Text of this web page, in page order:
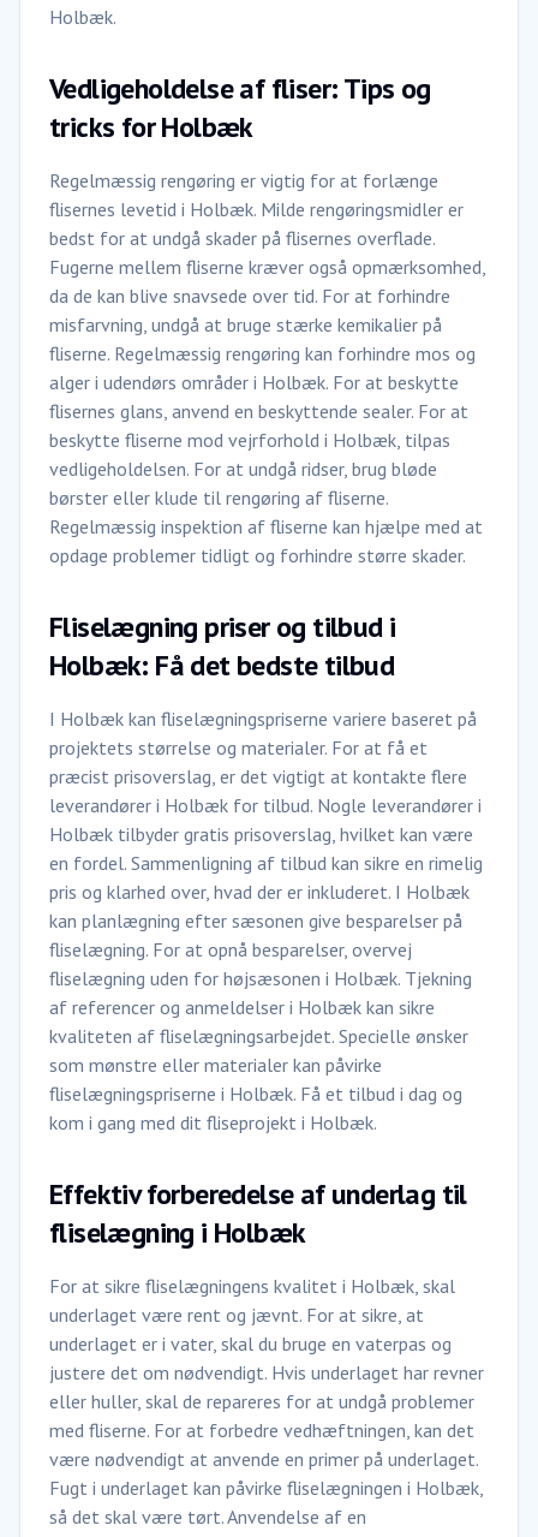
Holbæk.
Vedligeholdelse af fliser: Tips og
tricks for Holbæk
Regelmæssig rengøring er vigtig for at forlænge
flisernes levetid i Holbæk. Milde rengøringsmidler er
bedst for at undgå skader på flisernes overflade.
Fugerne mellem fliserne kræver også opmærksomhed,
da de kan blive snavsede over tid. For at forhindre
misfarvning, undgå at bruge stærke kemikalier på
fliserne. Regelmæssig rengøring kan forhindre mos og
alger i udendørs områder i Holbæk. For at beskytte
flisernes glans, anvend en beskyttende sealer. For at
beskytte fliserne mod vejrforhold i Holbæk, tilpas
vedligeholdelsen. For at undgå ridser, brug bløde
børster eller klude til rengøring af fliserne.
Regelmæssig inspektion af fliserne kan hjælpe med at
opdage problemer tidligt og forhindre større skader.
Fliselægning priser og tilbud i
Holbæk: Få det bedste tilbud
I Holbæk kan fliselægningspriserne variere baseret på
projektets størrelse og materialer. For at få et
præcist prisoverslag, er det vigtigt at kontakte flere
leverandører i Holbæk for tilbud. Nogle leverandører i
Holbæk tilbyder gratis prisoverslag, hvilket kan være
en fordel. Sammenligning af tilbud kan sikre en rimelig
pris og klarhed over, hvad der er inkluderet. I Holbæk
kan planlægning efter sæsonen give besparelser på
fliselægning. For at opnå besparelser, overvej
fliselægning uden for højsæsonen i Holbæk. Tjekning
af referencer og anmeldelser i Holbæk kan sikre
kvaliteten af fliselægningsarbejdet. Specielle ønsker
som mønstre eller materialer kan påvirke
fliselægningspriserne i Holbæk. Få et tilbud i dag og
kom i gang med dit fliseprojekt i Holbæk.
Effektiv forberedelse af underlag til
fliselægning i Holbæk
For at sikre fliselægningens kvalitet i Holbæk, skal
underlaget være rent og jævnt. For at sikre, at
underlaget er i vater, skal du bruge en vaterpas og
justere det om nødvendigt. Hvis underlaget har revner
eller huller, skal de repareres for at undgå problemer
med fliserne. For at forbedre vedhæftningen, kan det
være nødvendigt at anvende en primer på underlaget.
Fugt i underlaget kan påvirke fliselægningen i Holbæk,
så det skal være tørt. Anvendelse af en